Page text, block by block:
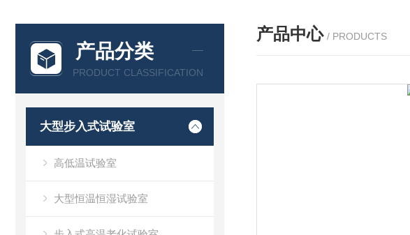
产品分类
PRODUCT CLASSIFICATION
大型步入式试验室
高低温试验室
大型恒温恒湿试验室
产品中心 / PRODUCTS